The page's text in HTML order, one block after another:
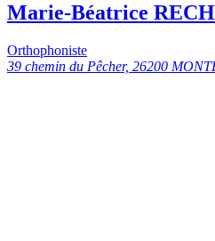
Marie-Béatrice
Orthophoniste
39 chemin du Pêcher, 26200